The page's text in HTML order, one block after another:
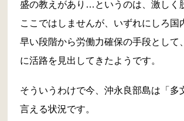
盛の教えがあり…というのは、激しく
ここではしませんが、いずれにしろ国
早い段階から労働力確保の手段として
に活路を見出してきたようです。
そういうわけで今、沖永良部島は「多
言える状況です。